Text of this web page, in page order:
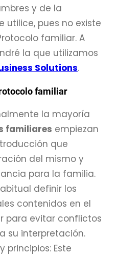
y de la
pues no existe
familiar. A
la que utilizamos
Solutions.
familiar
la mayoría
familiares empiezan
que
del mismo y
para la familia.
definir los
contenidos en el
para evitar conflictos
su interpretación.
principios: Este